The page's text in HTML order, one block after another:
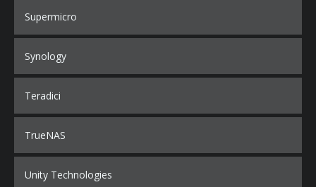
Supermicro
Synology
Teradici
TrueNAS
Unity Technologies